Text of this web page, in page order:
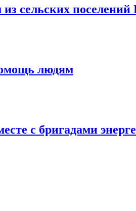
сельских
людям
с бригадами